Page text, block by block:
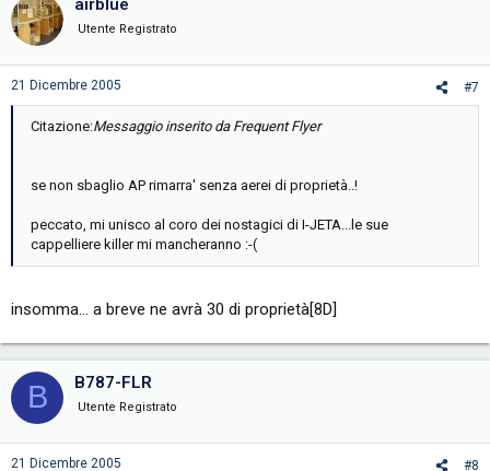
Utente Registrato
21 Dicembre 2005 #7
Citazione:Messaggio inserito da Frequent Flyer
se non sbaglio AP rimarra' senza aerei di proprietà..!
peccato, mi unisco al coro dei nostagici di I-JETA...le sue
cappelliere killer mi mancheranno :-(
insomma... a breve ne avrà 30 di proprietà[8D]
B B787-FLR
Utente Registrato
21 Dicembre 2005 #8